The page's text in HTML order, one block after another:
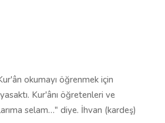
okumayı öğrenmek için
Kur'ânı öğretenleri ve
selam…" diye. İhvan (kardeş)